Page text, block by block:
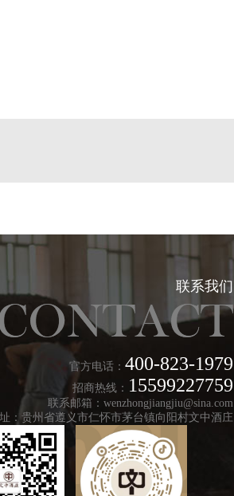
联系我们
官方电话：400-823-1979
招商热线： 15599227759
联系邮箱：wenzhongjiangjiu@sina.com
：贵州省遵义市仁怀市茅台镇向阳村文中酒庄